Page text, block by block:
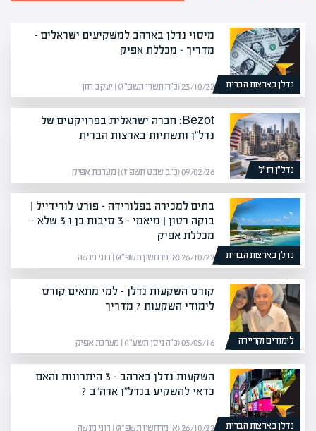
נדלן בארצות הברית
מיסוי נדלן בארהב למשקיעים ישראלים –
מדריך – מכללת אפיק
23/10/22 (כ״ח תשרי תשפ״ג) | יעקב חזן
נדל״ן חו״ל
Bezot: חברה ישראלית בפרויקטים של
נדל"ן ותשתיות בארצות הברית
09/02/26 (כ״ב שבט תשפ״ו) | מערכת אפיק
נדלן בארצות הברית
בתים למכירה בפלורידה – פורט לורידייל |
בוקה רטון | מיאמי – 3 סיבות כן ו 3 שלא –
מכללת אפיק
26/10/22 (א׳ מרחשון תשפ״ג) | רוני מנשה
לימודים וקריירה
קורס השקעות נדלן – למי מתאים קורס
לימודי השקעות ? מדריך
03/05/16 (כ״ה ניסן תשע״ו) | מערכת אפיק
נדלן בארצות הברית
השקעות נדלן בארהב – 3 היתרונות והאם
כדאי להשקיע בנדל"ן ארה"ב ?
26/10/22 (א׳ מרחשון תשפ״ג) | רוני מנשה